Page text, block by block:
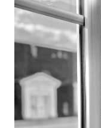
INTERNATIONAL
BIENS
VENDUS
ESTIMATION
NOTRE
AGENCE
CONTACT